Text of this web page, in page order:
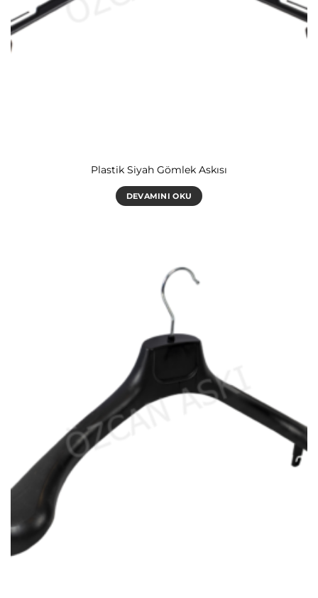
Plastik Siyah Gömlek Askısı
DEVAMINI OKU